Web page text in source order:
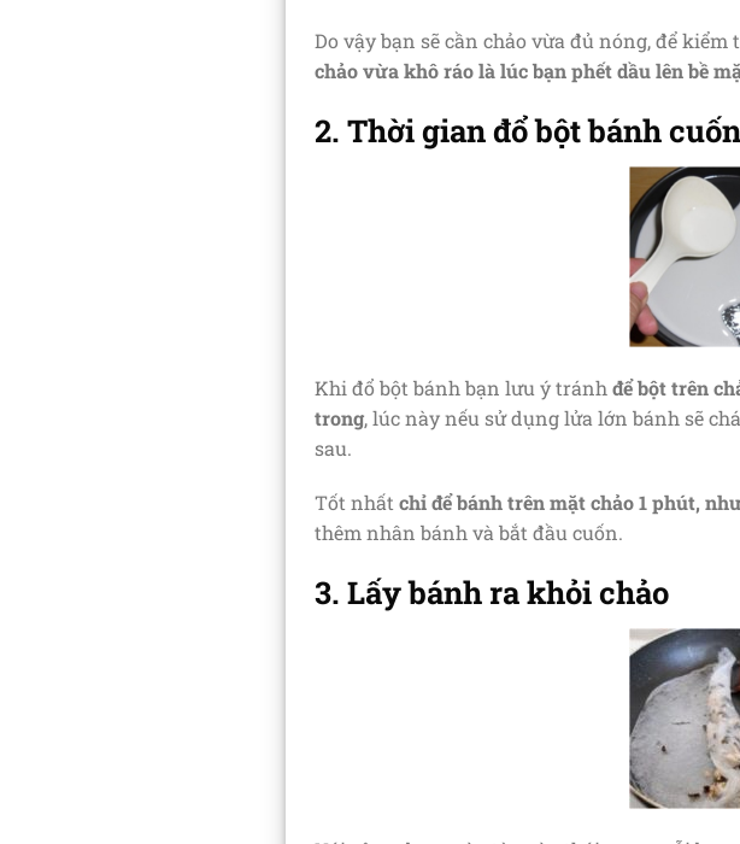
Do vậy bạn sẽ cần chảo vừa đủ nóng, để
chảo vừa khô ráo là lúc bạn phết dầu lên bề
2. Thời gian đổ bột bánh cuốn
Khi đổ bột bánh bạn lưu ý tránh để bột trên
trong, lúc này nếu sử dụng lửa lớn bánh sẽ
sau.
Tốt nhấtchỉ để bánh trên mặt chảo 1 phút,
thêm nhân bánh và bắt đầu cuốn.
3. Lấy bánh ra khỏi chảo